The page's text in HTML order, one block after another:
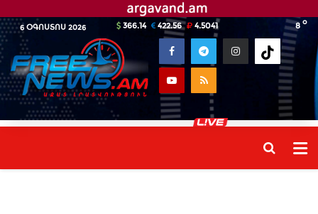
6 ՕԳՈՍՏՈՍ 2026 8 o
366.14 422.56 4.5041